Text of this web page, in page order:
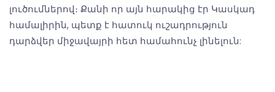
լուծումներով։ Քանի որ այն հարակից էր Կասկադ
համալիրին, պետք է հատուկ ուշադրություն
դարձվեր միջավայրի հետ համահունչ լինելուն: